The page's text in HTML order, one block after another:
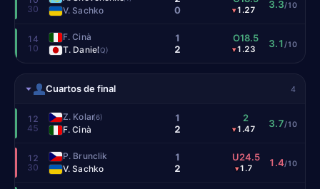
30
V. Sachko
0
▾1.27 3.3/10
14
10
F. Cinà
T. Daniel(Q)
1
2
O18.5
▾1.23 3.1/10
Cuartos de final 4
12
45
Z. Kolar(6)
F. Cinà
1
2
2
▾1.47 3.7/10
12
30
P. Brunclik
V. Sachko
1
2
U24.5
▾1.7 1.4/10